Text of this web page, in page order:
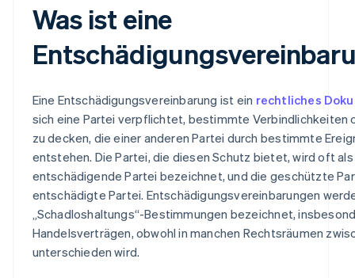
Was ist eine
Eine Entschädigungsvereinbarung ist ein rechtliches
sich eine Partei verpflichtet, bestimmte Verbindlichkeiten
zu decken, die einer anderen Partei durch bestimmte
entstehen. Die Partei, die diesen Schutz bietet, wird oft als
entschädigende Partei bezeichnet, und die geschützte
entschädigte Partei. Entschädigungsvereinbarungen
„Schadloshaltungs“-Bestimmungen bezeichnet,
Handelsverträgen, obwohl in manchen Rechtsräumen
unterschieden wird.